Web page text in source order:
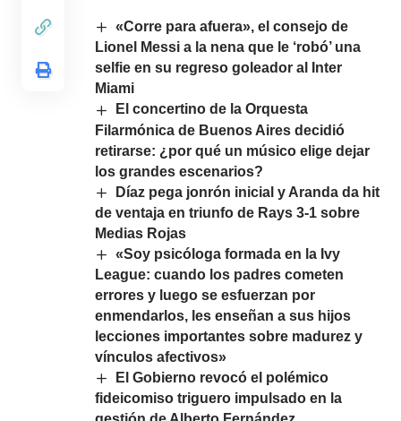
«Corre para afuera», el consejo de
Lionel Messi a la nena que le ‘robó’ una
selfie en su regreso goleador al Inter
Miami
El concertino de la Orquesta
Filarmónica de Buenos Aires decidió
retirarse: ¿por qué un músico elige dejar
los grandes escenarios?
Díaz pega jonrón inicial y Aranda da hit
de ventaja en triunfo de Rays 3-1 sobre
Medias Rojas
«Soy psicóloga formada en la Ivy
League: cuando los padres cometen
errores y luego se esfuerzan por
enmendarlos, les enseñan a sus hijos
lecciones importantes sobre madurez y
vínculos afectivos»
El Gobierno revocó el polémico
fideicomiso triguero impulsado en la